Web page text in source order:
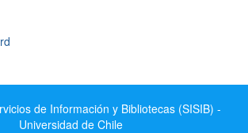
de Información y Bibliotecas (SISIB) -
Universidad de Chile